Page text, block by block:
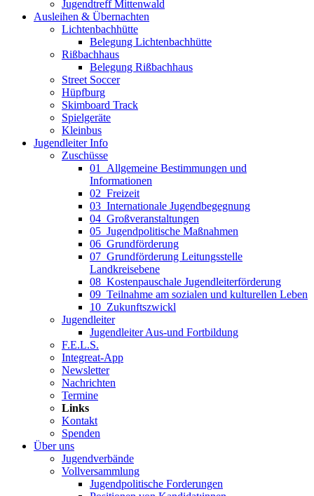
Jugendtreff Mittenwald
Ausleihen & Übernachten
Lichtenbachhütte
Belegung Lichtenbachhütte
Rißbachhaus
Belegung Rißbachhaus
Street Soccer
Hüpfburg
Skimboard Track
Spielgeräte
Kleinbus
Jugendleiter Info
Zuschüsse
01_Allgemeine Bestimmungen und
Informationen
02_Freizeit
03_Internationale Jugendbegegnung
04_Großveranstaltungen
05_Jugendpolitische Maßnahmen
06_Grundförderung
07_Grundförderung Leitungsstelle
Landkreisebene
08_Kostenpauschale Jugendleiterförderung
09_Teilnahme am sozialen und kulturellen Leben
10_Zukunftszwickl
Jugendleiter
Jugendleiter Aus-und Fortbildung
F.E.L.S.
Integreat-App
Newsletter
Nachrichten
Termine
Links
Kontakt
Spenden
Über uns
Jugendverbände
Vollversammlung
Jugendpolitische Forderungen